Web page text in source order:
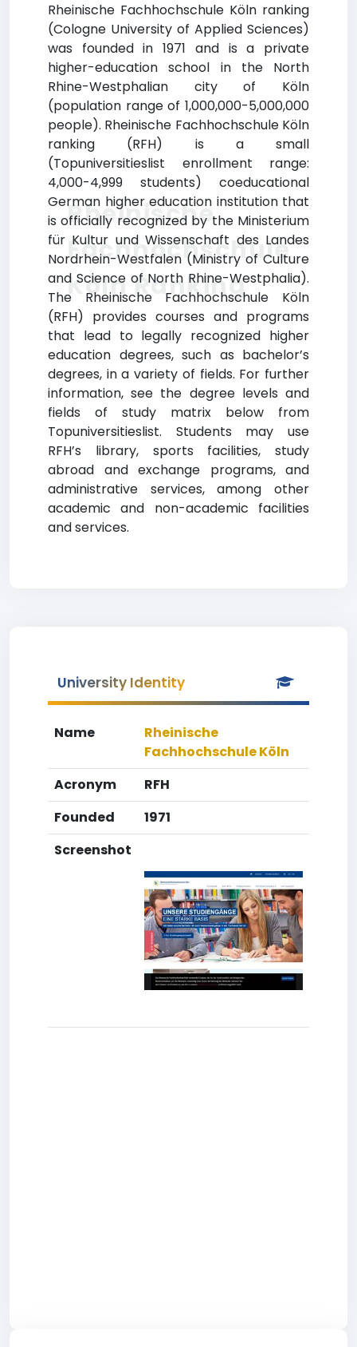
Rheinische Fachhochschule Köln ranking
(Cologne University of Applied Sciences)
was founded in 1971 and is a private
higher-education school in the North
Rhine-Westphalian city of Köln
(population range of 1,000,000-5,000,000
people). Rheinische Fachhochschule Köln
ranking (RFH) is a small
(Topuniversitieslist enrollment range:
4,000-4,999 students) coeducational
German higher education institution that
is officially recognized by the Ministerium
für Kultur und Wissenschaft des Landes
Nordrhein-Westfalen (Ministry of Culture
and Science of North Rhine-Westphalia).
The Rheinische Fachhochschule Köln
(RFH) provides courses and programs
that lead to legally recognized higher
education degrees, such as bachelor’s
degrees, in a variety of fields. For further
information, see the degree levels and
fields of study matrix below from
Topuniversitieslist. Students may use
RFH’s library, sports facilities, study
abroad and exchange programs, and
administrative services, among other
academic and non-academic facilities
and services.
Rheinische
Fachhochschule
Köln Ranking
University Identity
Name
Rheinische
Fachhochschule Köln
Acronym
RFH
Founded
1971
Screenshot